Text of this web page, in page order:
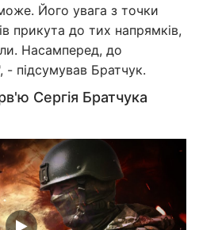
Його увага з точки
прикута до тих напрямків,
Насамперед, до
підсумував Братчук.
Сергія Братчука